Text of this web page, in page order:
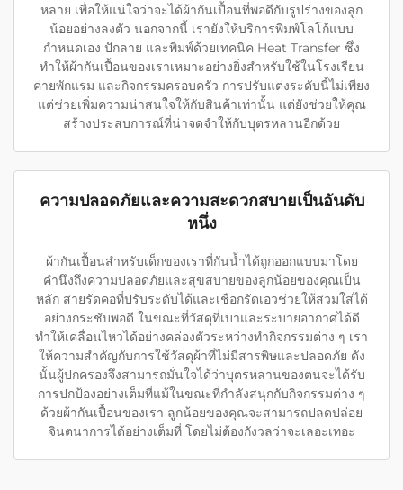
หลาย เพื่อให้แน่ใจว่าจะได้ผ้ากันเปื้อนที่พอดีกับรูปร่างของลูก
น้อยอย่างลงตัว นอกจากนี้ เรายังให้บริการพิมพ์โลโก้แบบ
กำหนดเอง ปักลาย และพิมพ์ด้วยเทคนิค Heat Transfer ซึ่ง
ทำให้ผ้ากันเปื้อนของเราเหมาะอย่างยิ่งสำหรับใช้ในโรงเรียน
ค่ายพักแรม และกิจกรรมครอบครัว การปรับแต่งระดับนี้ไม่เพียง
แต่ช่วยเพิ่มความน่าสนใจให้กับสินค้าเท่านั้น แต่ยังช่วยให้คุณ
สร้างประสบการณ์ที่น่าจดจำให้กับบุตรหลานอีกด้วย
ความปลอดภัยและความสะดวกสบายเป็นอันดับ
หนึ่ง
ผ้ากันเปื้อนสำหรับเด็กของเราที่กันน้ำได้ถูกออกแบบมาโดย
คำนึงถึงความปลอดภัยและสุขสบายของลูกน้อยของคุณเป็น
หลัก สายรัดคอที่ปรับระดับได้และเชือกรัดเอวช่วยให้สวมใส่ได้
อย่างกระชับพอดี ในขณะที่วัสดุที่เบาและระบายอากาศได้ดี
ทำให้เคลื่อนไหวได้อย่างคล่องตัวระหว่างทำกิจกรรมต่าง ๆ เรา
ให้ความสำคัญกับการใช้วัสดุผ้าที่ไม่มีสารพิษและปลอดภัย ดัง
นั้นผู้ปกครองจึงสามารถมั่นใจได้ว่าบุตรหลานของตนจะได้รับ
การปกป้องอย่างเต็มที่แม้ในขณะที่กำลังสนุกกับกิจกรรมต่าง ๆ
ด้วยผ้ากันเปื้อนของเรา ลูกน้อยของคุณจะสามารถปลดปล่อย
จินตนาการได้อย่างเต็มที่ โดยไม่ต้องกังวลว่าจะเลอะเทอะ